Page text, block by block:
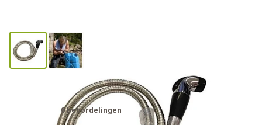
Lifesaver Jerrycan Douche
0 beoordelingen